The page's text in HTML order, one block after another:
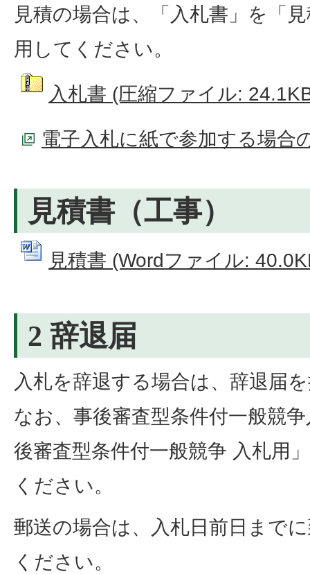
見積の場合は、「入札書」を「
用してください。
入札書 (圧縮ファイル:
電子入札に紙で参加する場合
見積書（工事）
見積書 (Wordファイル:
2 辞退届
入札を辞退する場合は、辞退届
なお、事後審査型条件付一般競
後審査型条件付一般競争 入札用
ください。
郵送の場合は、入札日前日まで
ください。